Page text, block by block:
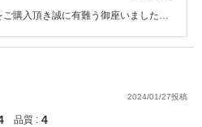
購入頂き誠に有難う御座いました。
非今後とも宜しくお願い致します。
2024/01/27投稿
品質 : 4